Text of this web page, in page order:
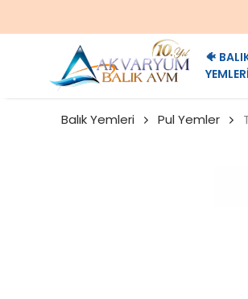
🐠
YEMLERİ
Balık Yemleri Pul Yemler